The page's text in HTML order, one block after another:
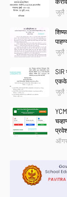
जुलै
जुलै
SIR
जुलै